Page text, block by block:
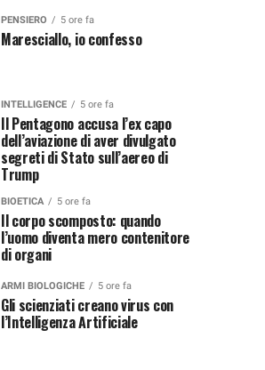
PENSIERO 5 ore fa
Maresciallo, io confesso
INTELLIGENCE 5 ore fa
Il Pentagono accusa l’ex capo
dell’aviazione di aver divulgato
segreti di Stato sull’aereo di
Trump
BIOETICA 5 ore fa
Il corpo scomposto: quando
l’uomo diventa mero contenitore
di organi
ARMI BIOLOGICHE 5 ore fa
Gli scienziati creano virus con
l’Intelligenza Artificiale